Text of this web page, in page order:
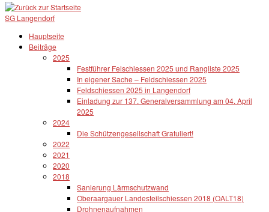
SG Langendorf
Hauptseite
Beiträge
2025
Festführer Felschiessen 2025 und Rangliste 2025
In eigener Sache – Feldschiessen 2025
Feldschiessen 2025 in Langendorf
Einladung zur 137. Generalversammlung am 04. April
2025
2024
Die Schützengesellschaft Gratuliert!
2022
2021
2020
2018
Sanierung Lärmschutzwand
Oberaargauer Landesteilschiessen 2018 (OALT18)
Drohnenaufnahmen